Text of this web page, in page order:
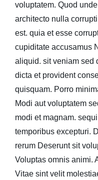
voluptatem. Quod
architecto nulla
est. quia et esse
cupiditate accusamus
aliquid. sit veniam sed
dicta et provident
quisquam. Porro
Modi aut voluptatem
modi et magnam.
temporibus excepturi.
rerum Deserunt sit
Voluptas omnis animi.
Vitae sint velit